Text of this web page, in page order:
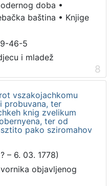
doba •
baština • Knjige
46-5
i mladež
8
vszakojachkomu
probuvana, ter
knig zvelikum
ter od
pako sziromahov
– 6. 03. 1778)
objavljenog